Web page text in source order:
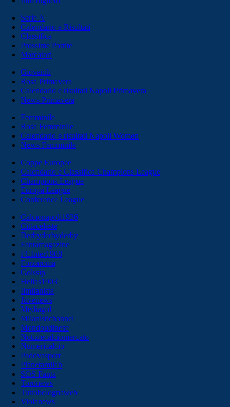
Serie A
Calendario e Risultati
Classifica
Prossime Partite
Marcatori
Giovanili
Rosa Primavera
Calendario e risultati Napoli Primavera
News Primavera
Femminile
Rosa Femminile
Calendario e risultati Napoli Women
News Femminile
Coppe Europee
Calendario e Classifica Champions League
Champions League
Europa League
Conference League
Calcionapoli1926
Cittaceleste
Derbyderbyderby
Fantamagazine
FCInter1908
Forzaroma
Golssip
Hellas1903
Ilmilanista
Juvenews
Mediagol
Milanistichannel
Mondoudinese
Notiziecalciomercato
Numericalcio
Padovasport
Pianetamilan
SOS Fanta
Toronews
Tuttobolognaweb
Violanews